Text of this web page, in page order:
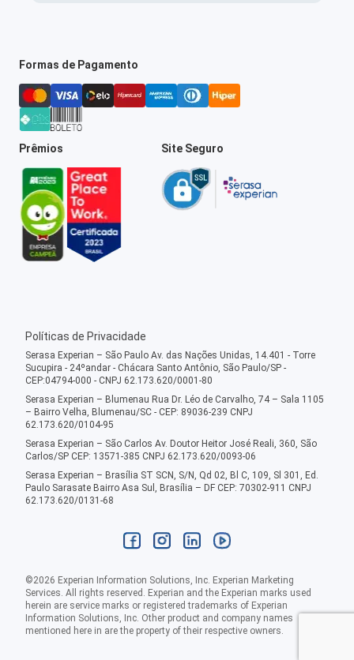
Formas de Pagamento
Prêmios Site Seguro
Políticas de Privacidade
Serasa Experian – São Paulo Av. das Nações Unidas, 14.401 - Torre
Sucupira - 24ºandar - Chácara Santo Antônio, São Paulo/SP -
CEP:04794-000 - CNPJ 62.173.620/0001-80
Serasa Experian – Blumenau Rua Dr. Léo de Carvalho, 74 – Sala 1105
– Bairro Velha, Blumenau/SC - CEP: 89036-239 CNPJ
62.173.620/0104-95
Serasa Experian – São Carlos Av. Doutor Heitor José Reali, 360, São
Carlos/SP CEP: 13571-385 CNPJ 62.173.620/0093-06
Serasa Experian – Brasília ST SCN, S/N, Qd 02, Bl C, 109, Sl 301, Ed.
Paulo Sarasate Bairro Asa Sul, Brasília – DF CEP: 70302-911 CNPJ
62.173.620/0131-68
©2026 Experian Information Solutions, Inc. Experian Marketing
Services. All rights reserved. Experian and the Experian marks used
herein are service marks or registered trademarks of Experian
Information Solutions, Inc. Other product and company names
mentioned here in are the property of their respective owners.